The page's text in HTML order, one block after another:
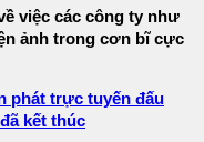
việc các công ty như
ảnh trong cơn bĩ cực
phát trực tuyến đấu
kết thúc